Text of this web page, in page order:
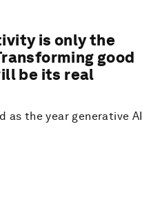
is only the
good
be its real
as the year generative AI